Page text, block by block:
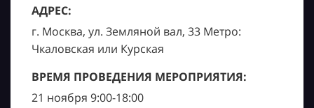
АДРЕС:
г. Москва, ул. Земляной вал, 33 Метро:
Чкаловская или Курская
ВРЕМЯ ПРОВЕДЕНИЯ МЕРОПРИЯТИЯ:
21 ноября 9:00-18:00